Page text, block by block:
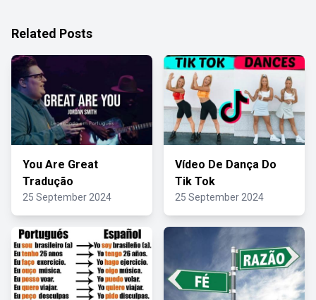
Related Posts
You Are Great
Tradução
25 September 2024
Vídeo De Dança Do
Tik Tok
25 September 2024